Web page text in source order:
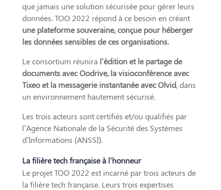
que jamais une solution sécurisée pour gérer leurs
données. TOO 2022 répond à ce besoin en créant
une plateforme souveraine, conçue pour héberger
les données sensibles de ces organisations.
Le consortium réunira l’édition et le partage de
documents avec Oodrive, la visioconférence avec
Tixeo et la messagerie instantanée avec Olvid, dans
un environnement hautement sécurisé.
Les trois acteurs sont certifiés et/ou qualifiés par
l’Agence Nationale de la Sécurité des Systèmes
d’Informations (ANSSI).
La filière tech française à l’honneur
Le projet TOO 2022 est incarné par trois acteurs de
la filière tech française. Leurs trois expertises